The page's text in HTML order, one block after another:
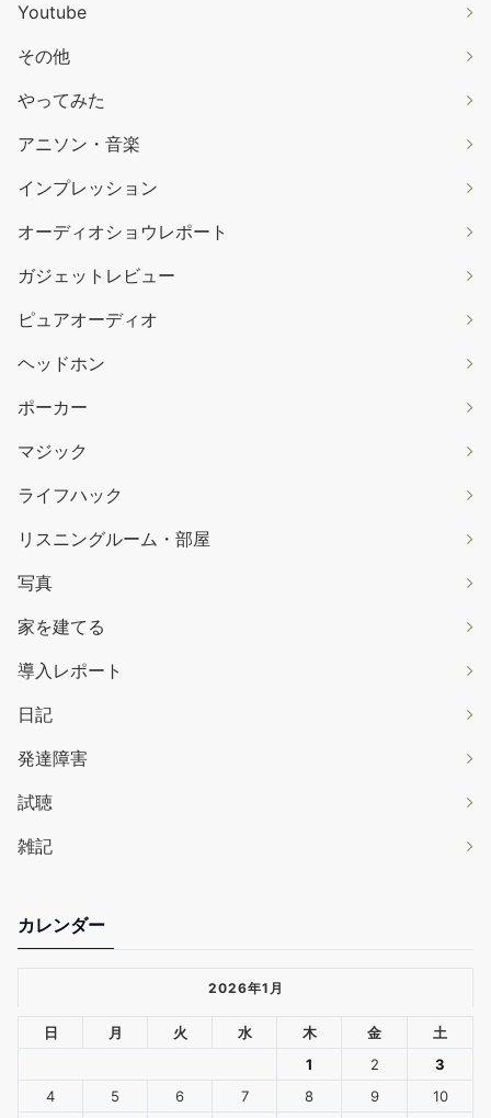
Youtube
その他
やってみた
アニソン・音楽
インプレッション
オーディオショウレポート
ガジェットレビュー
ピュアオーディオ
ヘッドホン
ポーカー
マジック
ライフハック
リスニングルーム・部屋
写真
家を建てる
導入レポート
日記
発達障害
試聴
雑記
カレンダー
2026年1月
日 月 火 水 木 金
土
1
2
3
4
5 6 7 8 9 10